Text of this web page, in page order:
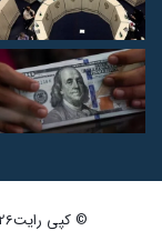
© کپی رایت2026, کلیه حقوق برای اکو بورس محفوظ است.